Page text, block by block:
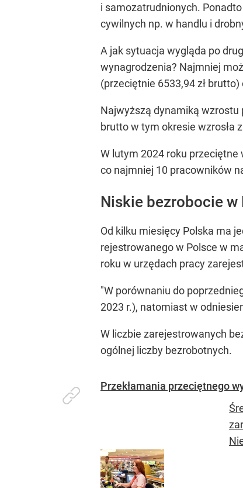
i samozatrudnionych.
cywilnych np. w handlu i
A jak sytuacja wygląda po
wynagrodzenia? Najmniej
(przeciętnie 6533,94 zł
Najwyższą dynamiką wzrostu
brutto w tym okresie wzrosła
W lutym 2024 roku
co najmniej 10 pracowników
Niskie bezrobocie w
Od kilku miesięcy Polska ma
rejestrowanego w Polsce w
roku w urzędach pracy
"W porównaniu do
2023 r.), natomiast w
W liczbie zarejestrowanych
ogólnej liczby bezrobotnych.
Przekłamania przeciętnego